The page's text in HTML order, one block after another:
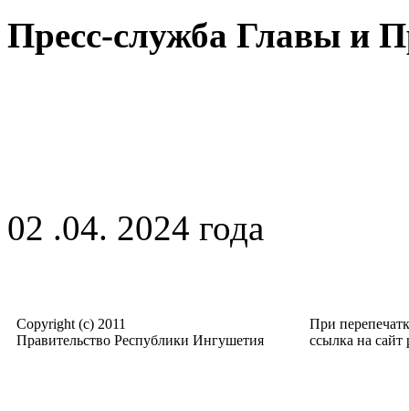
Пресс-служба Главы и
02 .04. 2024 года
Copyright (c) 2011
Правительство Республики Ингушетия
При
ссылка на сайт